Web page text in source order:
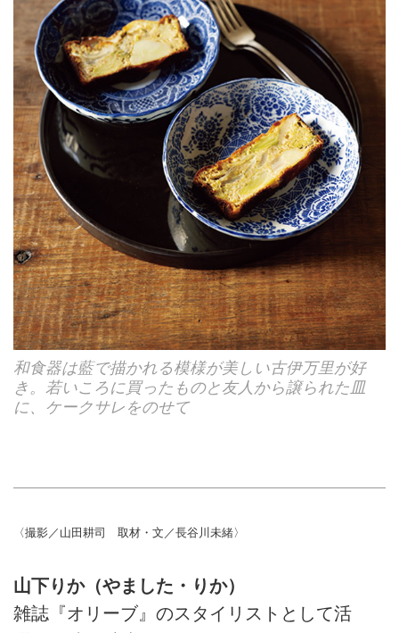
和食器は藍で描かれる模様が美しい古伊万里が好
き。若いころに買ったものと友人から譲られた皿
に、ケークサレをのせて
〈撮影／山田耕司 取材・文／長谷川未緒〉
山下りか（やました・りか）
雑誌『オリーブ』のスタイリストとして活